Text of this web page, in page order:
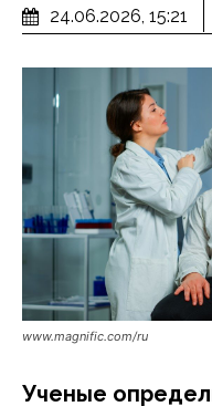
24.06.2026, 15:21
www.magnific.com/ru
Ученые